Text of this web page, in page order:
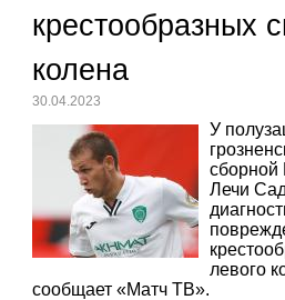
крестообразных
колена
30.04.2023
У
сборной
Лечи
левого
сообщает «Матч ТВ».